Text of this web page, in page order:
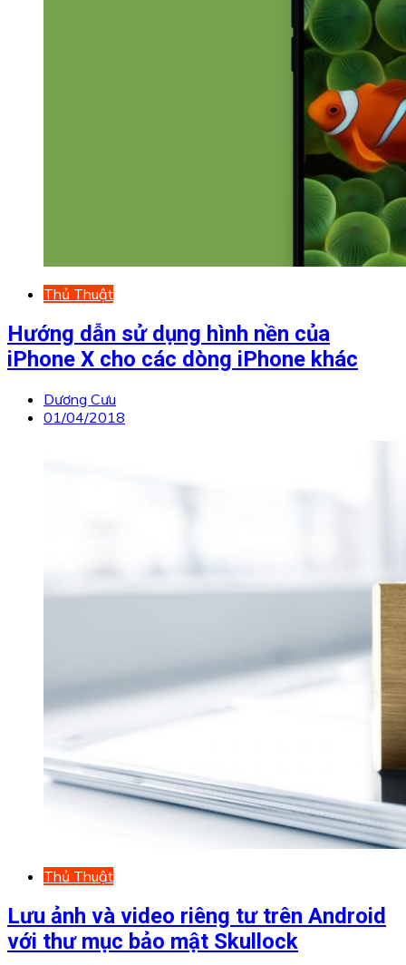
Thủ Thuật
Hướng dẫn sử dụng hình nền của
iPhone X cho các dòng iPhone khác
Dương Cưu
01/04/2018
Thủ Thuật
Lưu ảnh và video riêng tư trên Android
với thư mục bảo mật Skullock